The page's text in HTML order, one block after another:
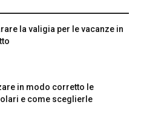
la valigia per le vacanze in
in modo corretto le
e come sceglierle